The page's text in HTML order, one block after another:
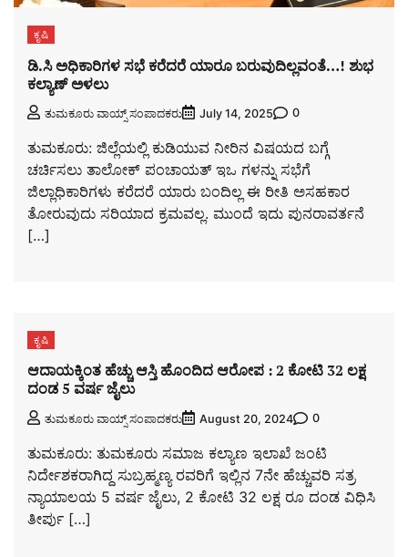
ಕೃಷಿ
ಡಿ.ಸಿ ಅಧಿಕಾರಿಗಳ ಸಭೆ ಕರೆದರೆ ಯಾರೂ ಬರುವುದಿಲ್ಲವಂತೆ…! ಶುಭ
ಕಲ್ಯಾಣ್ ಅಳಲು
ತುಮಕೂರು ವಾಯ್ಸ್ ಸಂಪಾದಕರು July 14, 2025 0
ತುಮಕೂರು: ಜಿಲ್ಲೆಯಲ್ಲಿ ಕುಡಿಯುವ ನೀರಿನ ವಿಷಯದ ಬಗ್ಗೆ
ಚರ್ಚಿಸಲು ತಾಲೋಕ್ ಪಂಚಾಯತ್ ಇಒ ಗಳನ್ನು ಸಭೆಗೆ
ಜಿಲ್ಲಾಧಿಕಾರಿಗಳು ಕರೆದರೆ ಯಾರು ಬಂದಿಲ್ಲ ಈ ರೀತಿ ಅಸಹಕಾರ
ತೋರುವುದು ಸರಿಯಾದ ಕ್ರಮವಲ್ಲ. ಮುಂದೆ ಇದು ಪುನರಾವರ್ತನೆ
[…]
ಕೃಷಿ
ಆದಾಯಕ್ಕಿಂತ ಹೆಚ್ಚು ಆಸ್ತಿ ಹೊಂದಿದ ಆರೋಪ : 2 ಕೋಟಿ 32 ಲಕ್ಷ
ದಂಡ 5 ವರ್ಷ ಜೈಲು
ತುಮಕೂರು ವಾಯ್ಸ್ ಸಂಪಾದಕರು August 20, 2024 0
ತುಮಕೂರು: ತುಮಕೂರು ಸಮಾಜ ಕಲ್ಯಾಣ ಇಲಾಖೆ ಜಂಟಿ
ನಿರ್ದೇಶಕರಾಗಿದ್ದ ಸುಬ್ರಹ್ಮಣ್ಯ ರವರಿಗೆ ಇಲ್ಲಿನ 7ನೇ ಹೆಚ್ಚುವರಿ ಸತ್ರ
ನ್ಯಾಯಾಲಯ 5 ವರ್ಷ ಜೈಲು, 2 ಕೋಟಿ 32 ಲಕ್ಷ ರೂ ದಂಡ ವಿಧಿಸಿ
ತೀರ್ಪು […]